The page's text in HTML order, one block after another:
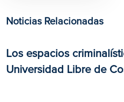
Noticias Relacionadas
Los espacios
Universidad Libre de